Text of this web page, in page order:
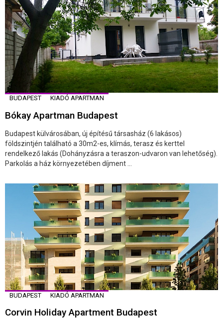
BUDAPEST KIADÓ APARTMAN
Bókay Apartman Budapest
Budapest külvárosában, új építésű társasház (6 lakásos)
földszintjén található a 30m2-es, klímás, terasz és kerttel
rendelkező lakás (Dohányzásra a teraszon-udvaron van lehetőség).
Parkolás a ház környezetében díjment ...
BUDAPEST KIADÓ APARTMAN
Corvin Holiday Apartment Budapest